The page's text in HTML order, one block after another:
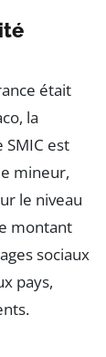
était
la
est
mineur,
le niveau
montant
sociaux
pays,